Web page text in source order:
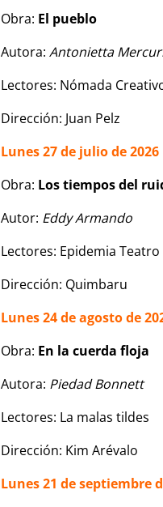
Obra: El pueblo
Autora: Antonietta
Lectores: Nómada
Dirección: Juan Pelz
Lunes 27 de julio de 2026
Obra: Los tiempos del
Autor: Eddy Armando
Lectores: Epidemia Teatro
Dirección: Quimbaru
Lunes 24 de agosto de
Obra: En la cuerda floja
Autora: Piedad Bonnett
Lectores: La malas tildes
Dirección: Kim Arévalo
Lunes 21 de septiembre